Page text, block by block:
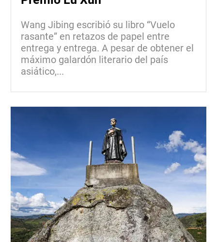
Wang Jibing escribió su libro “Vuelo
rasante” en retazos de papel entre
entrega y entrega. A pesar de obtener el
máximo galardón literario del país
asiático,...